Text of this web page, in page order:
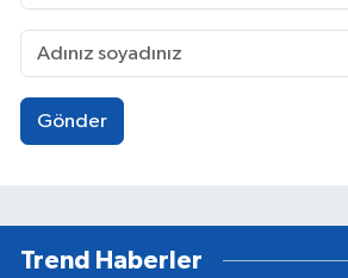
Gönder
Trend Haberler